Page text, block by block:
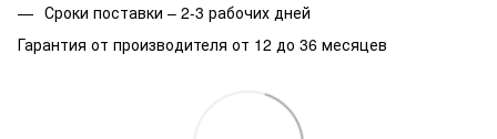
Сроки поставки – 2-3 рабочих дней
Гарантия от производителя от 12 до 36 месяцев